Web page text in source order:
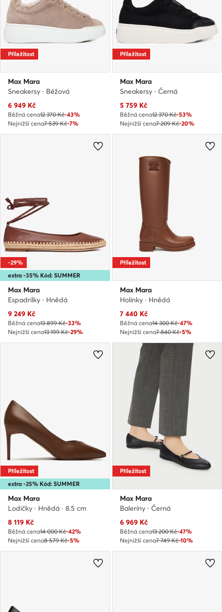
Příležitost
Max Mara
Sneakersy · Béžová
Aktuální cena
6 949 Kč
Běžná cena12 370 Kč-43%
Nejnižší cena7 539 Kč-7%
Příležitost
Max Mara
Sneakersy · Černá
Aktuální cena
5 759 Kč
Běžná cena12 370 Kč-53%
Nejnižší cena7 209 Kč-20%
extra -35% Kód: SUMMER
-29%
Max Mara
Espadrilky · Hnědá
Aktuální cena
9 249 Kč
Běžná cena13 899 Kč-33%
Nejnižší cena13 199 Kč-29%
Příležitost
Max Mara
Holínky · Hnědá
Aktuální cena
7 440 Kč
Běžná cena14 300 Kč-47%
Nejnižší cena7 840 Kč-5%
extra -25% Kód: SUMMER
Příležitost
Max Mara
Lodičky · Hnědá · 8.5 cm
Aktuální cena
8 119 Kč
Běžná cena14 000 Kč-42%
Nejnižší cena8 579 Kč-5%
Příležitost
Max Mara
Baleríny · Černá
Aktuální cena
6 969 Kč
Běžná cena13 200 Kč-47%
Nejnižší cena7 749 Kč-10%